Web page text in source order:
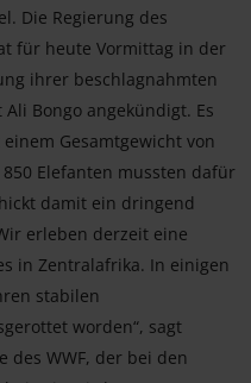
Die Regierung des
für heute Vormittag in der
ihrer beschlagnahmten
Bongo angekündigt. Es
Gesamtgewicht von
Elefanten mussten dafür
damit ein dringend
erleben derzeit eine
in Zentralafrika. In einigen
stabilen
worden“, sagt
des WWF, der bei den